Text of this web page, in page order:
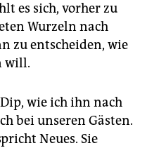
es sich, vorher zu
Wurzeln nach
zu entscheiden, wie
will.
wie ich ihn nach
bei unseren Gästen.
Neues. Sie